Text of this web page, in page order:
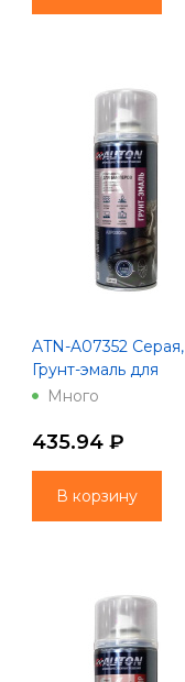
ATN-A07352 Серая,
Грунт-эмаль для
бамперов "AUTON",
Много
435.94 ₽
В корзину